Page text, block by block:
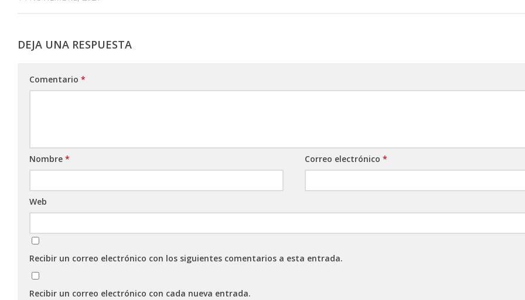
DEJA UNA RESPUESTA
Comentario *
Nombre * Correo electrónico*
Web
Recibir un correo electrónico con los siguientes comentarios a esta entrada.
Recibir un correo electrónico con cada nueva entrada.